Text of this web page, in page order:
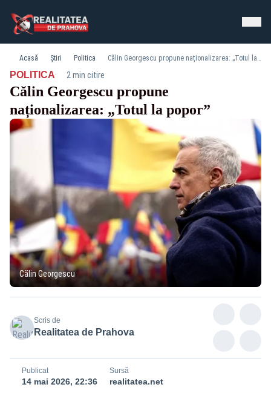
Acasă Știri Politica Călin Georgescu propune naționalizarea: „Totul la popor”
POLITICA· 2 min citire
Călin Georgescu propune
naționalizarea: „Totul la popor”
Călin Georgescu
Scris de
Realitatea de Prahova
Publicat
14 mai 2026, 22:36
Sursă
realitatea.net